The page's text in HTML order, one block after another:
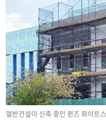
얼반건설이 신축 중인 퀸즈 화이트